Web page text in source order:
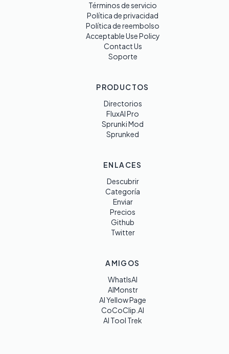
Términos de servicio
Política de privacidad
Política de reembolso
Acceptable Use Policy
Contact Us
Soporte
PRODUCTOS
Directorios
FluxAI Pro
Sprunki Mod
Sprunked
ENLACES
Descubrir
Categoría
Enviar
Precios
Github
Twitter
AMIGOS
WhatIsAI
AIMonstr
AI Yellow Page
CoCoClip.AI
AI Tool Trek